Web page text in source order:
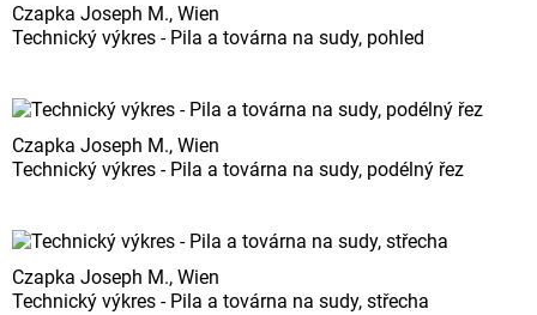
Czapka Joseph M., Wien
Technický výkres - Pila a továrna na sudy, pohled
Czapka Joseph M., Wien
Technický výkres - Pila a továrna na sudy, podélný řez
Czapka Joseph M., Wien
Technický výkres - Pila a továrna na sudy, střecha